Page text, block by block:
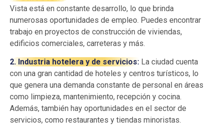
Vista está en constante desarrollo, lo que brinda
numerosas oportunidades de empleo. Puedes encontrar
trabajo en proyectos de construcción de viviendas,
edificios comerciales, carreteras y más.
2. Industria hotelera y de servicios: La ciudad cuenta
con una gran cantidad de hoteles y centros turísticos, lo
que genera una demanda constante de personal en áreas
como limpieza, mantenimiento, recepción y cocina.
Además, también hay oportunidades en el sector de
servicios, como restaurantes y tiendas minoristas.